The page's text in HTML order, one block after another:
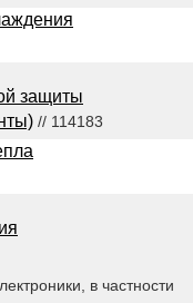
защиты
// 114183
в частности